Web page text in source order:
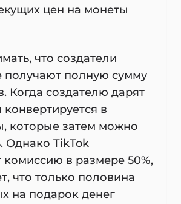
цен на монеты
что создатели
получают полную сумму
Когда создателю дарят
в
которые затем можно
Однако TikTok
комиссию в размере 50%,
что только половина
на подарок денег